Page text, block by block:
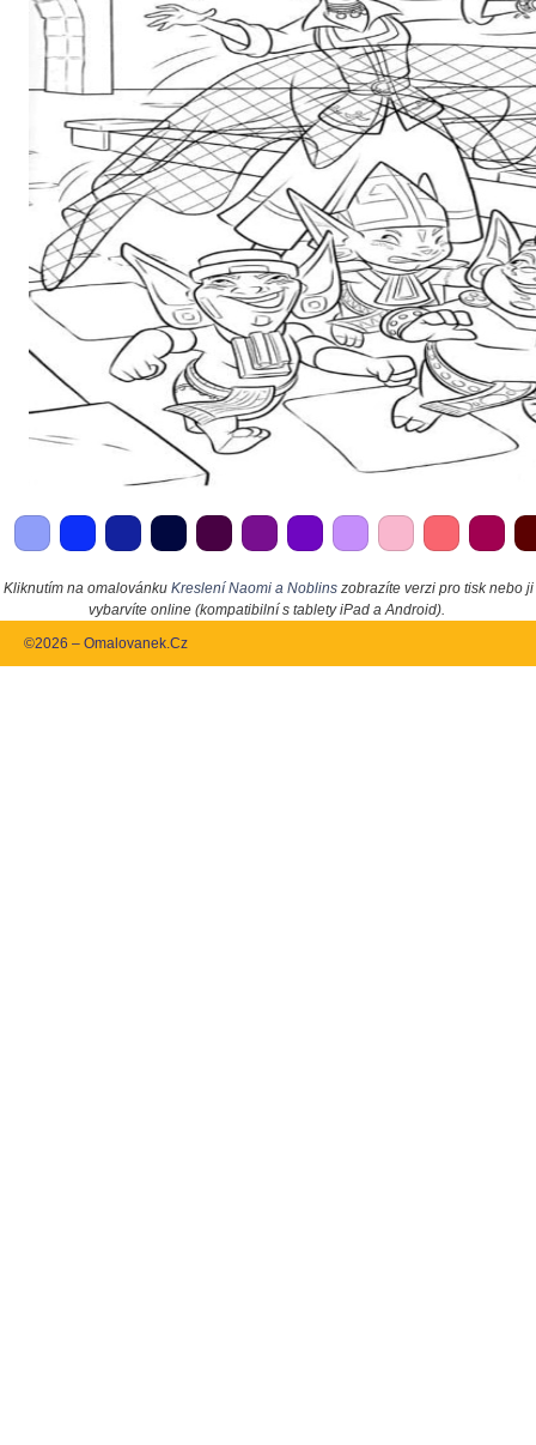
Kliknutím na omalovánku Kreslení Naomi a Noblinszobrazíte verzi pro tisk nebo ji
vybarvíte online (kompatibilní s tablety iPad a Android).
©2026 – Omalovanek.Cz